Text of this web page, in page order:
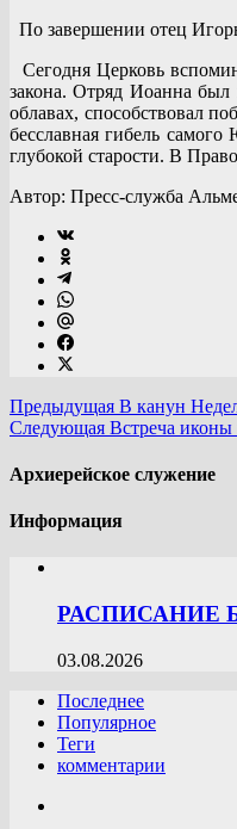
По завершении отец
Сегодня Церковь
закона. Отряд Иоанна был
облавах, способствовал
бесславная гибель
глубокой старости. В
Автор: Пресс-служба
Предыдущая В канун
Следующая Встреча иконы
Архиерейское служение
Информация
РАСПИСАНИЕ
03.08.2026
Последнее
Популярное
Теги
комментарии